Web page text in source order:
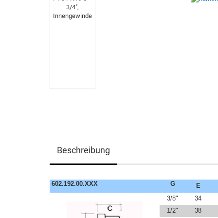
Beschreibung
602.192.00.XXX G E
3/8"
34
1/2"
38